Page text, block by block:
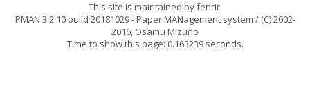
This site is maintained byfenrir.
PMAN 3.2.10 build 20181029- Paper MANagement system / (C) 2002-
2016, Osamu Mizuno
Time to show this page: 0.163239 seconds.